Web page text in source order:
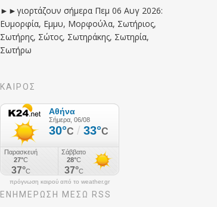
►►γιορτάζουν σήμερα Πεμ 06 Αυγ 2026:
Ευμορφία, Εμμυ, Μορφούλα, Σωτήριος,
Σωτήρης, Σώτος, Σωτηράκης, Σωτηρία,
Σωτήρω
ΚΑΙΡΟΣ
πρόγνωση καιρού από το weather.gr
ΕΝΗΜΈΡΩΣΉ ΜΕΣΩ RSS